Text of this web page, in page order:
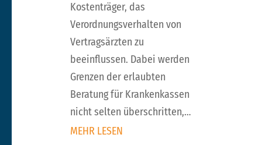
Kostenträger, das
Verordnungsverhalten von
Vertragsärzten zu
beeinflussen. Dabei werden
Grenzen der erlaubten
Beratung für Krankenkassen
nicht selten überschritten,
teilweise sind die
MEHR LESEN